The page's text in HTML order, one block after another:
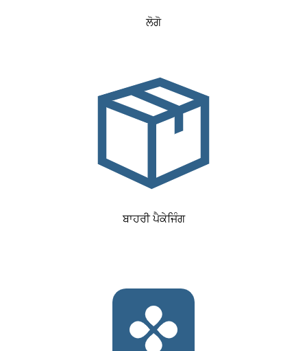
ਲੋਗੋ
ਬਾਹਰੀ ਪੈਕੇਜਿੰਗ